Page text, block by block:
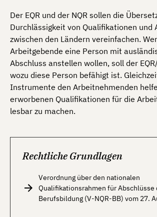
Der EQR und der NQR sollen die
Durchlässigkeit von Qualifikationen und
zwischen den Ländern vereinfachen.
Arbeitgebende eine Person mit
Abschluss anstellen wollen, soll der
wozu diese Person befähigt ist.
Instrumente den Arbeitnehmenden
erworbenen Qualifikationen für die
lesbar zu machen.
Rechtliche Grundlagen
Verordnung über den nationalen
Qualifikationsrahmen für Abschlüsse
Berufsbildung (V-NQR-BB) vom 27.